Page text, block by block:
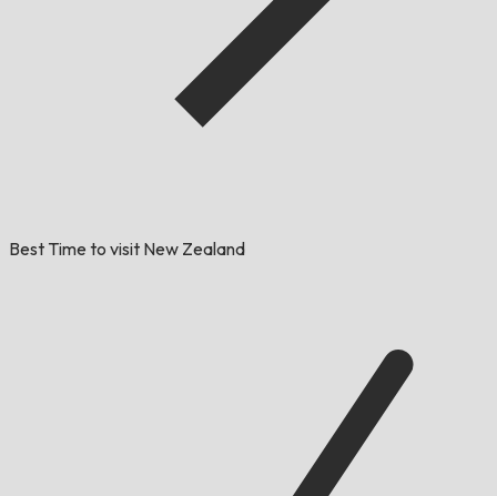
Best Time to visit New Zealand